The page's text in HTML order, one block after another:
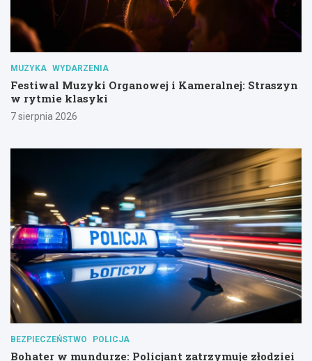
MUZYKA WYDARZENIA
Festiwal Muzyki Organowej i Kameralnej: Straszyn
w rytmie klasyki
7 sierpnia 2026
BEZPIECZEŃSTWO POLICJA
Bohater w mundurze: Policjant zatrzymuje złodziei